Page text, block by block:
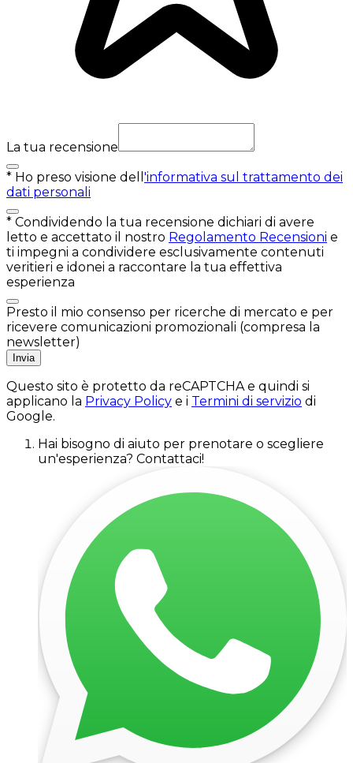
La tua recensione
* Ho preso visione dell 'informativa sul trattamento dei
dati personali
* Condividendo la tua recensione dichiari di avere
letto e accettato il nostro Regolamento Recensioni e
ti impegni a condividere esclusivamente contenuti
veritieri e idonei a raccontare la tua effettiva
esperienza
Presto il mio consenso per ricerche di mercato e per
ricevere comunicazioni promozionali (compresa la
newsletter)
Invia
Questo sito è protetto da reCAPTCHA e quindi si
applicano la Privacy Policy e i Termini di servizio di
Google.
Hai bisogno di aiuto per prenotare o scegliere
un'esperienza? Contattaci!